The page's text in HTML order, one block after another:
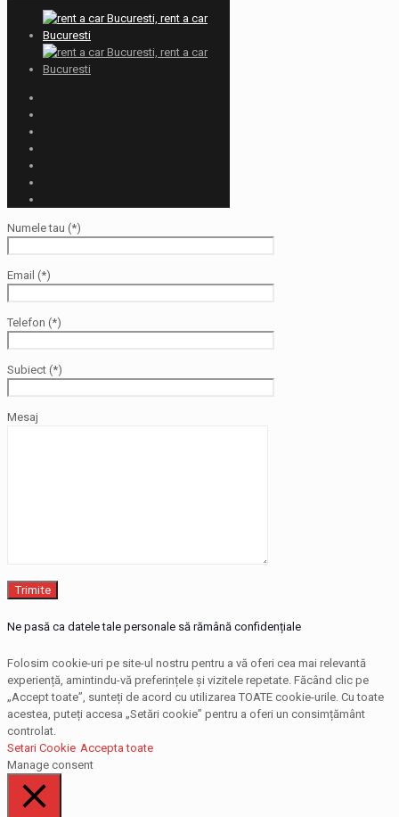
Numele tau (*)
Email (*)
Telefon (*)
Subiect (*)
Mesaj
Ne pasă ca datele tale personale să rămână confidențiale
Folosim cookie-uri pe site-ul nostru pentru a vă oferi cea mai relevantă
experiență, amintindu-vă preferințele și vizitele repetate. Făcând clic pe
„Accept toate”, sunteți de acord cu utilizarea TOATE cookie-urile. Cu toate
acestea, puteți accesa „Setări cookie” pentru a oferi un consimțământ
controlat.
Setari Cookie Accepta toate
Manage consent